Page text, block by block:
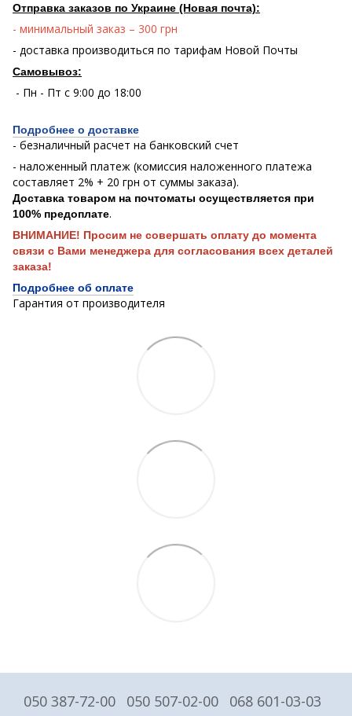
Отправка заказов по Украине (Новая почта):
- минимальный заказ – 300 грн
- доставка производиться по тарифам Новой Почты
Самовывоз:
- Пн - Пт с 9:00 до 18:00
Подробнее о доставке
- безналичный расчет на банковский счет
- наложенный платеж (комиссия наложенного платежа
составляет 2% + 20 грн от суммы заказа).
Доставка товаром на почтоматы осуществляется при
100% предоплате.
ВНИМАНИЕ! Просим не совершать оплату до момента
связи с Вами менеджера для согласования всех деталей
заказа!
Подробнее об оплате
Гарантия от производителя
050 387-72-00 050 507-02-00 068 601-03-03